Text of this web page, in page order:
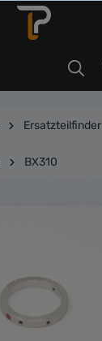
Ersatzteilfinder
BX310